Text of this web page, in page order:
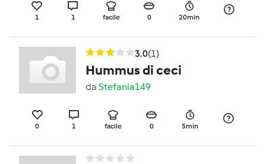
1 1 facile 0 20min
3.0(1)
Hummus di ceci
da Stefania149
0 1 facile 0 5min